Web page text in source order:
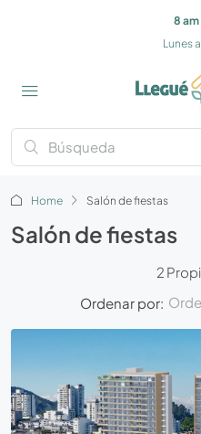
8 am
Lunes
Home Salón de fiestas
Salón de fiestas
2
Ordenar por: